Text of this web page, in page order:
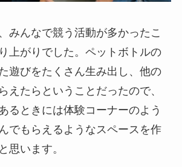
みんなで競う活動が多かったこ
上がりでした。ペットボトルの
遊びをたくさん生み出し、他の
えたらということだったので、
るときには体験コーナーのよう
でもらえるようなスペースを作
思います。